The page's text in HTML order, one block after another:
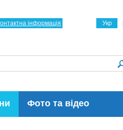
Фото та відео
Укр
інформація